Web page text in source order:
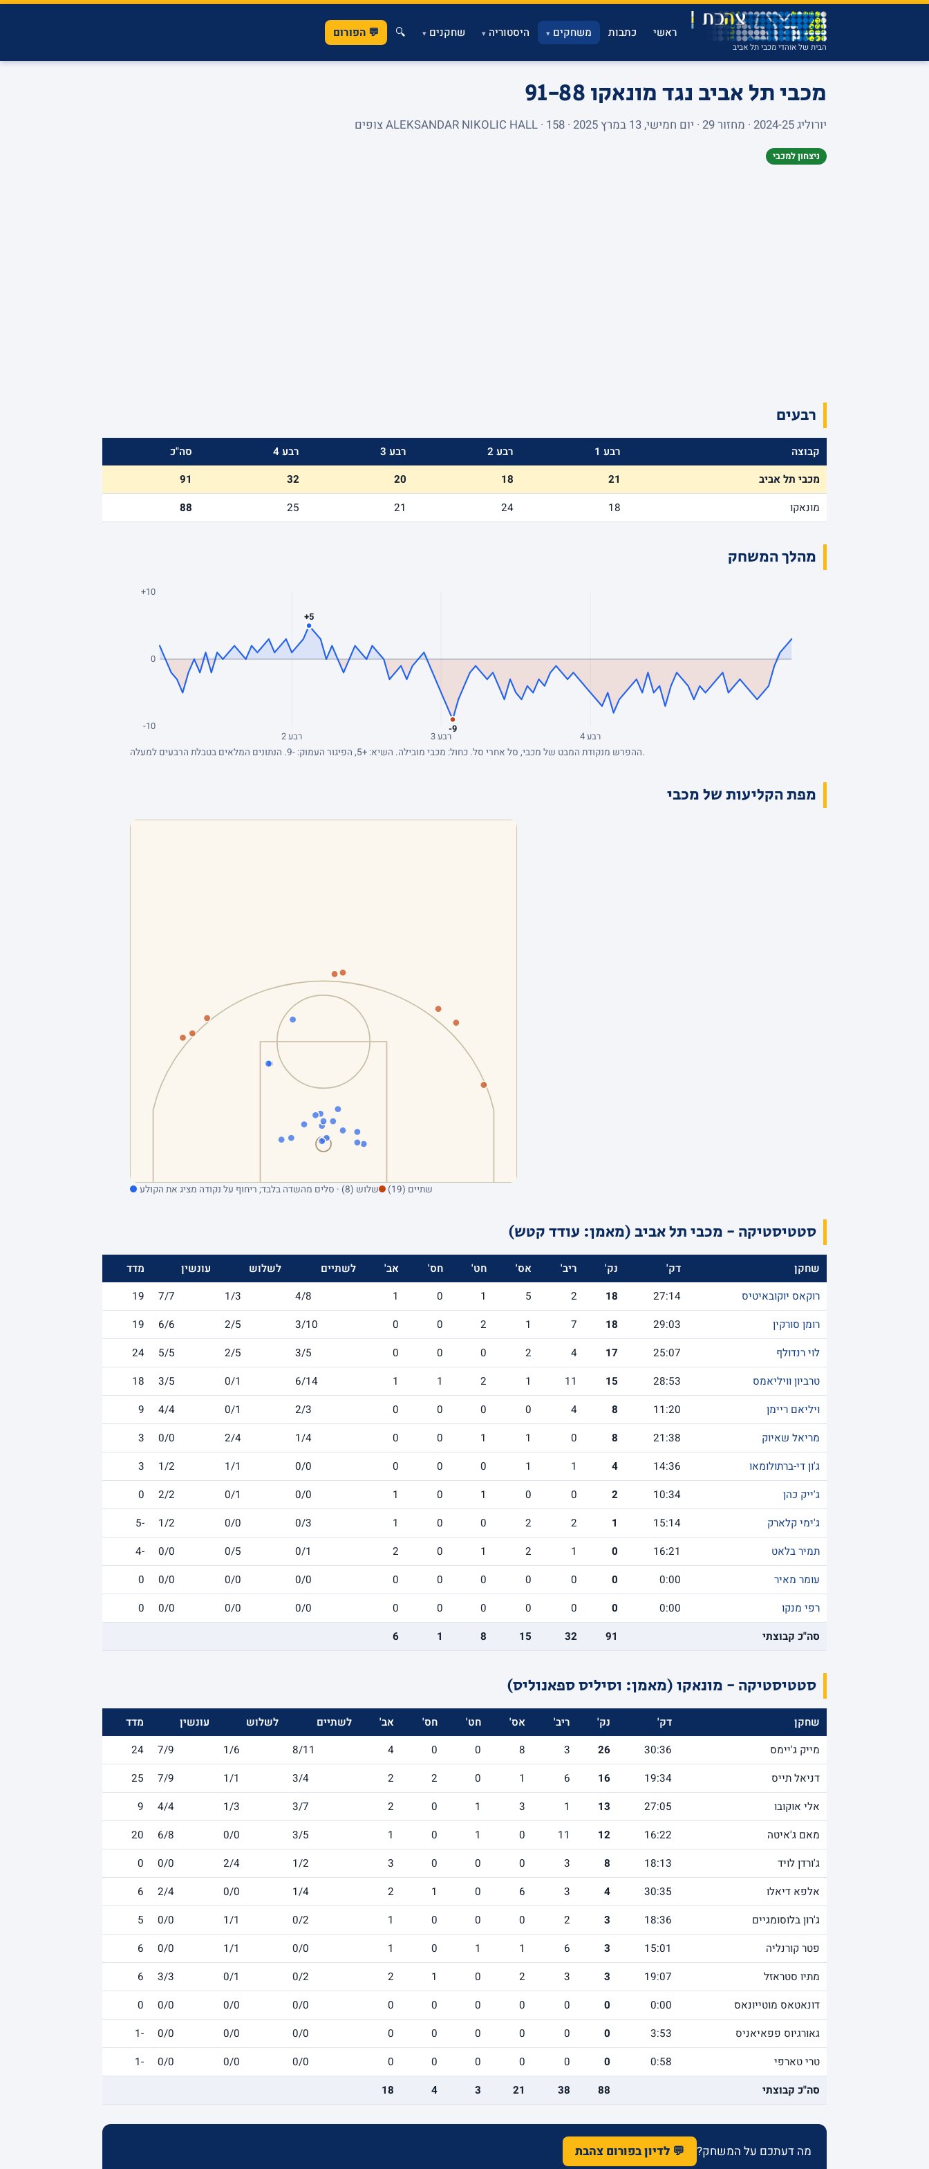
הבית של אוהדי מכבי תל אביב
ראשי כתבות משחקים▾ היסטוריה▾ שחקנים▾
🔍 💬 הפורום
מכבי תל אביב נגד מונאקו91-88
יורוליג 2024-25 · מחזור 29 · יום חמישי, 13 במרץ 2025 · ALEKSANDAR NIKOLIC HALL · 158 צופים
ניצחון למכבי
רבעים
קבוצה רבע 1 רבע 2 רבע 3 רבע 4
סה"כ
מכבי תל אביב
21
18
20
32
91
מונאקו
18
24
21
25
88
מהלך המשחק
+10
0
-10
+5
-9
רבע 2 רבע 3 רבע 4
ההפרש מנקודת המבט של מכבי, סל אחרי סל. כחול: מכבי מובילה. השיא: +5, הפיגור העמוק: -9. הנתונים המלאים בטבלת הרבעים למעלה.
מפת הקליעות של מכבי
שתיים (19) שלוש (8) · סלים מהשדה בלבד; ריחוף על נקודה מציג את הקולע
סטטיסטיקה - מכבי תל אביב (מאמן: עודד קטש)
שחקן דק' נק' ריב' אס' חט' חס' אב' לשתיים לשלוש עונשין
מדד
רוקאס יוקובאיטיס
27:14
18
2
5
1
0
1
4/8
1/3
7/7
19
רומן סורקין
29:03
18
7
1
2
0
0
3/10
2/5
6/6
19
לוי רנדולף
25:07
17
4
2
0
0
0
3/5
2/5
5/5
24
טרביון וויליאמס
28:53
15
11
1
2
1
1
6/14
0/1
3/5
18
ויליאם ריימן
11:20
8
4
0
0
0
0
2/3
0/1
4/4
9
מריאל שאיוק
21:38
8
0
1
1
0
0
1/4
2/4
0/0
3
ג'ון די-ברתולומאו
14:36
4
1
1
0
0
0
0/0
1/1
1/2
3
ג'ייק כהן
10:34
2
0
0
1
0
1
0/0
0/1
2/2
0
ג'ימי קלארק
15:14
1
2
2
0
0
1
0/3
0/0
1/2
-5
תמיר בלאט
16:21
0
1
2
1
0
2
0/1
0/5
0/0
-4
עומר מאיר
0:00
0
0
0
0
0
0
0/0
0/0
0/0
0
רפי מנקו
0:00
0
0
0
0
0
0
0/0
0/0
0/0
0
סה"כ קבוצתי
91
32
15
8
1
6
סטטיסטיקה - מונאקו (מאמן: וסיליס ספאנוליס)
שחקן דק' נק' ריב' אס' חט' חס' אב' לשתיים לשלוש עונשין
מדד
מייק ג'יימס
30:36
26
3
8
0
0
4
8/11
1/6
7/9
24
דניאל תייס
19:34
16
6
1
0
2
2
3/4
1/1
7/9
25
אלי אוקובו
27:05
13
1
3
1
0
2
3/7
1/3
4/4
9
מאם ג'איטה
16:22
12
11
0
1
0
1
3/5
0/0
6/8
20
ג'ורדן לויד
18:13
8
3
0
0
0
3
1/2
2/4
0/0
0
אלפא דיאלו
30:35
4
3
6
0
1
2
1/4
0/0
2/4
6
ג'רון בלוסומגיים
18:36
3
2
0
0
0
1
0/2
1/1
0/0
5
פטר קורנליה
15:01
3
6
1
1
0
1
0/0
1/1
0/0
6
מתיו סטראזל
19:07
3
3
2
0
1
2
0/2
0/1
3/3
6
דונאטאס מוטייונאס
0:00
0
0
0
0
0
0
0/0
0/0
0/0
0
גאורגיוס פפאיאניס
3:53
0
0
0
0
0
0
0/0
0/0
0/0
-1
טרי טארפי
0:58
0
0
0
0
0
0
0/0
0/0
0/0
-1
סה"כ קבוצתי
88
38
21
3
4
18
מה דעתכם על המשחק? 💬 לדיון בפורום צהבת